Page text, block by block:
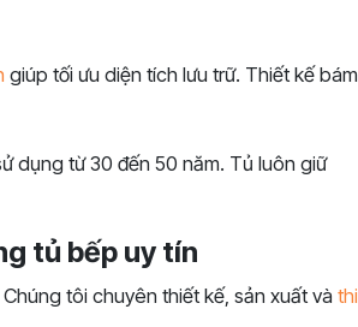
giúp tối ưu diện tích lưu trữ. Thiết kế bám
dụng từ 30 đến 50 năm. Tủ luôn giữ
tủ bếp uy tín
tôi chuyên thiết kế, sản xuất và thi